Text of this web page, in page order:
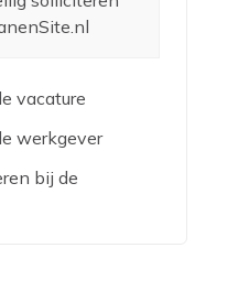
vacature
werkgever
bij de